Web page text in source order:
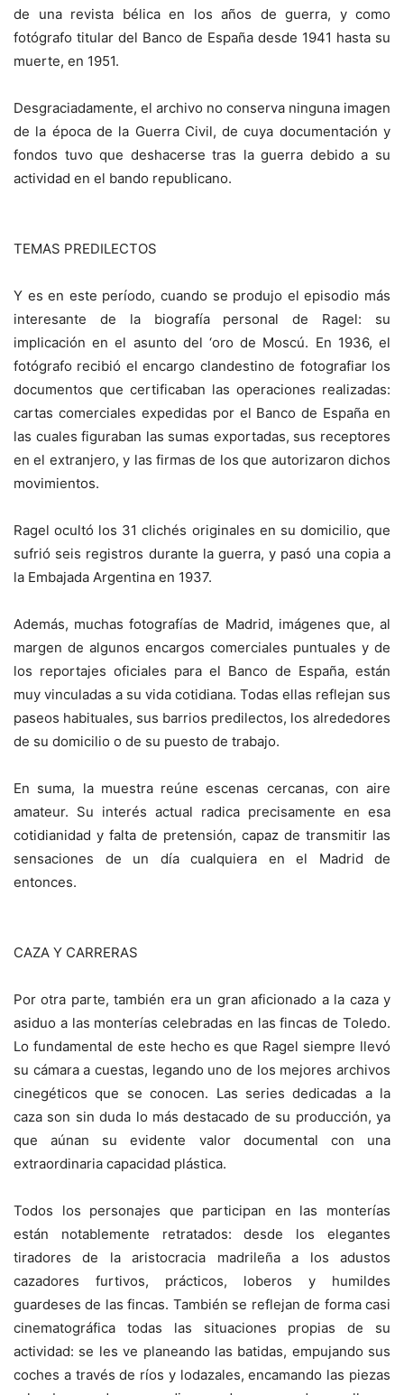
de una revista bélica en los años de guerra, y como
fotógrafo titular del Banco de España desde 1941 hasta su
muerte, en 1951.
Desgraciadamente, el archivo no conserva ninguna imagen
de la época de la Guerra Civil, de cuya documentación y
fondos tuvo que deshacerse tras la guerra debido a su
actividad en el bando republicano.
TEMAS PREDILECTOS
Y es en este período, cuando se produjo el episodio más
interesante de la biografía personal de Ragel: su
implicación en el asunto del ‘oro de Moscú. En 1936, el
fotógrafo recibió el encargo clandestino de fotografiar los
documentos que certificaban las operaciones realizadas:
cartas comerciales expedidas por el Banco de España en
las cuales figuraban las sumas exportadas, sus receptores
en el extranjero, y las firmas de los que autorizaron dichos
movimientos.
Ragel ocultó los 31 clichés originales en su domicilio, que
sufrió seis registros durante la guerra, y pasó una copia a
la Embajada Argentina en 1937.
Además, muchas fotografías de Madrid, imágenes que, al
margen de algunos encargos comerciales puntuales y de
los reportajes oficiales para el Banco de España, están
muy vinculadas a su vida cotidiana. Todas ellas reflejan sus
paseos habituales, sus barrios predilectos, los alrededores
de su domicilio o de su puesto de trabajo.
En suma, la muestra reúne escenas cercanas, con aire
amateur. Su interés actual radica precisamente en esa
cotidianidad y falta de pretensión, capaz de transmitir las
sensaciones de un día cualquiera en el Madrid de
entonces.
CAZA Y CARRERAS
Por otra parte, también era un gran aficionado a la caza y
asiduo a las monterías celebradas en las fincas de Toledo.
Lo fundamental de este hecho es que Ragel siempre llevó
su cámara a cuestas, legando uno de los mejores archivos
cinegéticos que se conocen. Las series dedicadas a la
caza son sin duda lo más destacado de su producción, ya
que aúnan su evidente valor documental con una
extraordinaria capacidad plástica.
Todos los personajes que participan en las monterías
están notablemente retratados: desde los elegantes
tiradores de la aristocracia madrileña a los adustos
cazadores furtivos, prácticos, loberos y humildes
guardeses de las fincas. También se reflejan de forma casi
cinematográfica todas las situaciones propias de su
actividad: se les ve planeando las batidas, empujando sus
coches a través de ríos y lodazales, encamando las piezas